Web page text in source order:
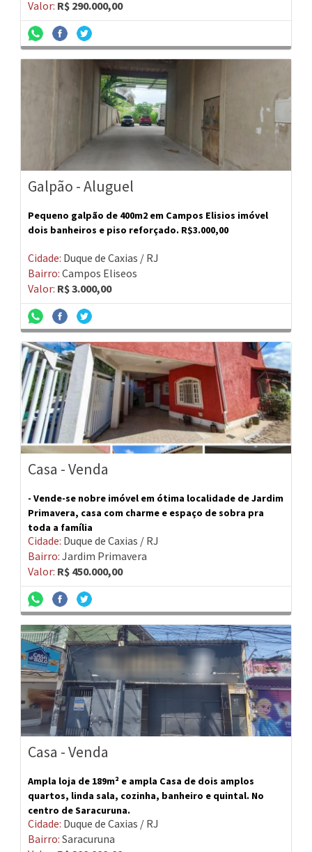
Valor: R$ 290.000,00
Galpão - Aluguel
Pequeno galpão de 400m2 em Campos Elisios imóvel
dois banheiros e piso reforçado. R$3.000,00
Cidade: Duque de Caxias / RJ
Bairro: Campos Eliseos
Valor: R$ 3.000,00
Casa - Venda
- Vende-se nobre imóvel em ótima localidade de Jardim
Primavera, casa com charme e espaço de sobra pra
toda a família
Cidade: Duque de Caxias / RJ
Bairro: Jardim Primavera
Valor: R$ 450.000,00
Casa - Venda
Ampla loja de 189m² e ampla Casa de dois amplos
quartos, linda sala, cozinha, banheiro e quintal. No
centro de Saracuruna.
Cidade: Duque de Caxias / RJ
Bairro: Saracuruna